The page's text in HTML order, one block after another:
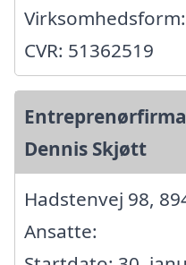
CVR: 51362519
Dennis Skjøtt
Hadstenvej 98,
Ansatte: